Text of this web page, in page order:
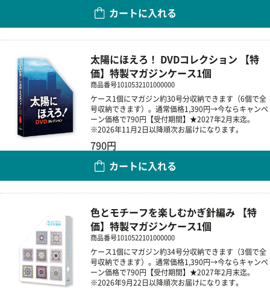
カートに入れる
太陽にほえろ！ DVDコレクション 【特
価】特製マガジンケース1個
商品番号1010532101000000
ケース1個にマガジン約30号分収納できます（6個で全
号収納できます）。通常価格1,390円→今ならキャンペ
ーン価格で790円【受付期間】★2027年2月末迄。
※2026年11月2日以降順次お届けになります。
790円
カートに入れる
色とモチーフを楽しむかぎ針編み 【特
価】特製マガジンケース1個
商品番号1010522101000000
ケース1個にマガジン約34号分収納できます（3個で全
号収納できます）。通常価格1,390円→今ならキャンペ
ーン価格で790円【受付期間】★2027年2月末迄。
※2026年9月22日以降順次お届けになります。